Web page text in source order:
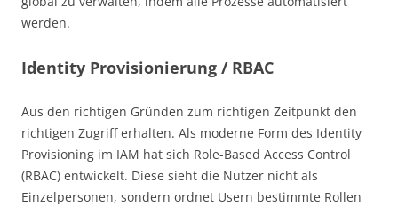
werden.
Identity Provisionierung / RBAC
Aus den richtigen Gründen zum richtigen Zeitpunkt den
richtigen Zugriff erhalten. Als moderne Form des Identity
Provisioning im IAM hat sich Role-Based Access Control
(RBAC) entwickelt. Diese sieht die Nutzer nicht als
Einzelpersonen, sondern ordnet Usern bestimmte Rollen